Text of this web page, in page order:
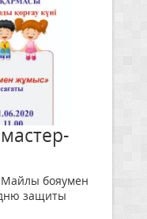
бояумен
защиты